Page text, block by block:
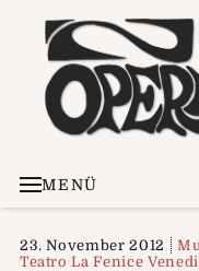
MENÜ
23. November 2012
Teatro La Fenice